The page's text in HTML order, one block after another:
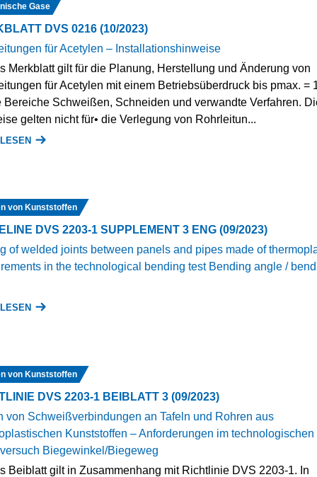
Gase
DVS 0216 (10/2023)
für Acetylen – Installationshinweise
Merkblatt gilt für die Planung, Herstellung und Änderung von
für Acetylen mit einem Betriebsüberdruck bis pmax. =
Bereiche Schweißen, Schneiden und verwandte Verfahren.
gelten nicht für• die Verlegung von Rohrleitun...
von Kunststoffen
DVS 2203-1 SUPPLEMENT 3 ENG (09/2023)
of welded joints between panels and pipes made of
in the technological bending test Bending angle /
von Kunststoffen
DVS 2203-1 BEIBLATT 3 (09/2023)
von Schweißverbindungen an Tafeln und Rohren aus
Kunststoffen ‒ Anforderungen im technologischen
Biegewinkel/Biegeweg
Beiblatt gilt in Zusammenhang mit Richtlinie DVS 2203-1. In